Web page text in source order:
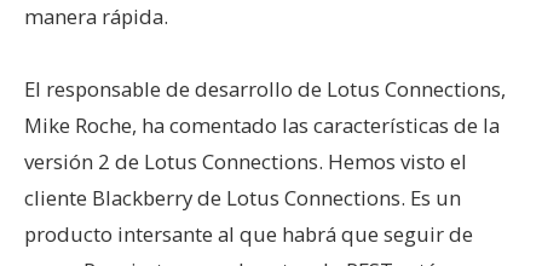
manera rápida.
El responsable de desarrollo de Lotus Connections,
Mike Roche, ha comentado las características de la
versión 2 de Lotus Connections. Hemos visto el
cliente Blackberry de Lotus Connections. Es un
producto intersante al que habrá que seguir de